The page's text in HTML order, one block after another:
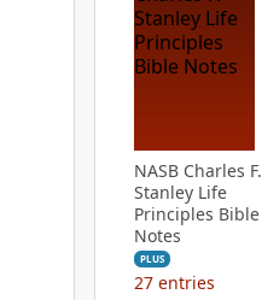
NASB Charles F.
Stanley Life
Principles Bible
Notes
PLUS
27 entries